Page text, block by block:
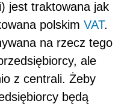
jest traktowana jak
polskim VAT.
na rzecz tego
ale
z centrali. Żeby
będą